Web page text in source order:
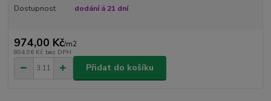
Dostupnost dodání á 21 dní
974,00 Kč/m2
804,96 Kč bez DPH
Přidat do košíku